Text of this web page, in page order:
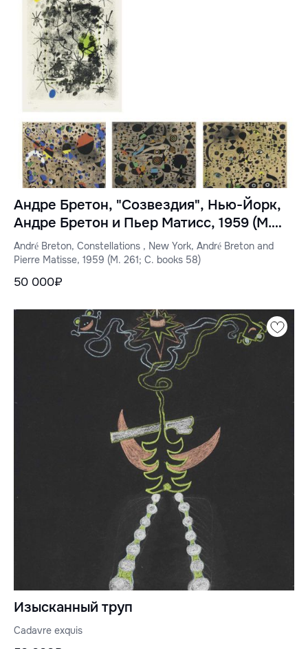
Андре Бретон, "Созвездия", Нью-Йорк,
Андре Бретон и Пьер Матисс, 1959 (M.
261; C. books 58)
André Breton, Constellations , New York, André Breton and
Pierre Matisse, 1959 (M. 261; C. books 58)
50 000₽
Изысканный труп
Cadavre exquis